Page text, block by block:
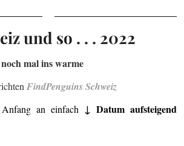
und so . . . 2022
mal ins warme
FindPenguins Schweiz
an einfach ↓ Datum aufsteigend